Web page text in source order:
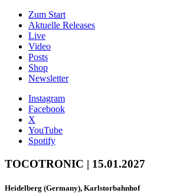
Zum Start
Aktuelle Releases
Live
Video
Posts
Shop
News­letter
Instagram
Facebook
X
YouTube
Spotify
TOCOTRONIC | 15.01.2027
Heidelberg (Germany), Karlstorbahnhof